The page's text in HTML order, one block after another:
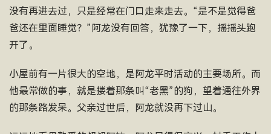
没有再进去过，只是经常在门口走来走去。“是不是觉得爸
爸还在里面睡觉？”阿龙没有回答，犹豫了一下，摇摇头跑
开了。
小屋前有一片很大的空地，是阿龙平时活动的主要场所。而
他最常做的事，就是搂着那条叫“老黑”的狗，望着通往外界
的那条路发呆。父亲过世后，阿龙就没再下过山。